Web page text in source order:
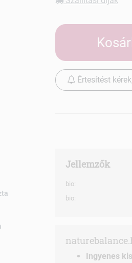
Értesítést
Jellemzők
bio:
bio:
Ingyenes